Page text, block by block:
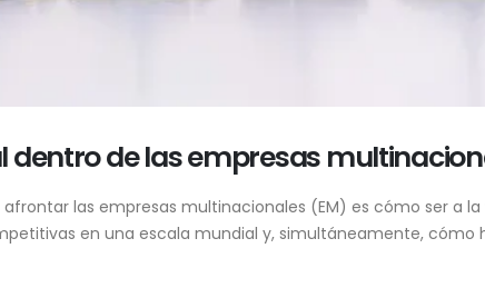
dentro de las empresas
las empresas multinacionales (EM) es cómo ser a la
en una escala mundial y, simultáneamente,